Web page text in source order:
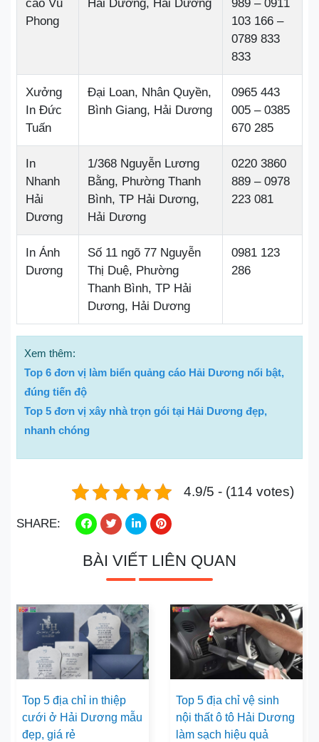
cáo Vũ
Phong
Hải Dương, Hải Dương
989 – 0911
103 166 –
0789 833
833
Xưởng
In Đức
Tuấn
Đại Loan, Nhân Quyền,
Bình Giang, Hải Dương
0965 443
005 – 0385
670 285
In
Nhanh
Hải
Dương
1/368 Nguyễn Lương
Bằng, Phường Thanh
Bình, TP Hải Dương,
Hải Dương
0220 3860
889 – 0978
223 081
In Ánh
Dương
Số 11 ngõ 77 Nguyễn
Thị Duệ, Phường
Thanh Bình, TP Hải
Dương, Hải Dương
0981 123
286
Xem thêm:
Top 6 đơn vị làm biển quảng cáo Hải Dương nổi bật,
đúng tiến độ
Top 5 đơn vị xây nhà trọn gói tại Hải Dương đẹp,
nhanh chóng
4.9/5 - (114 votes)
SHARE:
BÀI VIẾT LIÊN QUAN
Top 5 địa chỉ in thiệp
cưới ở Hải Dương mẫu
đẹp, giá rẻ
Top 5 địa chỉ vệ sinh
nội thất ô tô Hải Dương
làm sạch hiệu quả